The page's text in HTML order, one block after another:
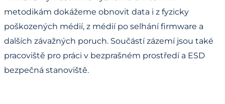
metodikám dokážeme obnovit data i z fyzicky
poškozených médií, z médií po selhání firmware a
dalších závažných poruch. Součástí zázemí jsou také
pracoviště pro práci v bezprašném prostředí a ESD
bezpečná stanoviště.